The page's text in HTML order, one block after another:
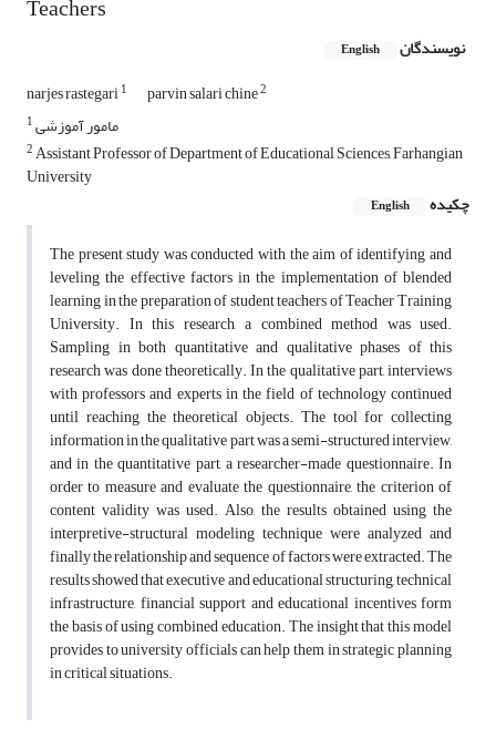
Teachers
نویسندگان English
narjes rastegari1 parvin salari chine2
1مامور آموزشی
2Assistant Professor of Department of Educational Sciences, Farhangian
University
چکیده
English
The present study was conducted with the aim of identifying and
leveling the effective factors in the implementation of blended
learning in the preparation of student teachers of Teacher Training
University. In this research, a combined method was used.
Sampling in both quantitative and qualitative phases of this
research was done theoretically. In the qualitative part, interviews
with professors and experts in the field of technology continued
until reaching the theoretical objects. The tool for collecting
information in the qualitative part was a semi-structured interview,
and in the quantitative part, a researcher-made questionnaire. In
order to measure and evaluate the questionnaire, the criterion of
content validity was used. Also, the results obtained using the
interpretive-structural modeling technique were analyzed and
finally the relationship and sequence of factors were extracted. The
results showed that executive and educational structuring, technical
infrastructure, financial support and educational incentives form
the basis of using combined education. The insight that this model
provides to university officials can help them in strategic planning
in critical situations.